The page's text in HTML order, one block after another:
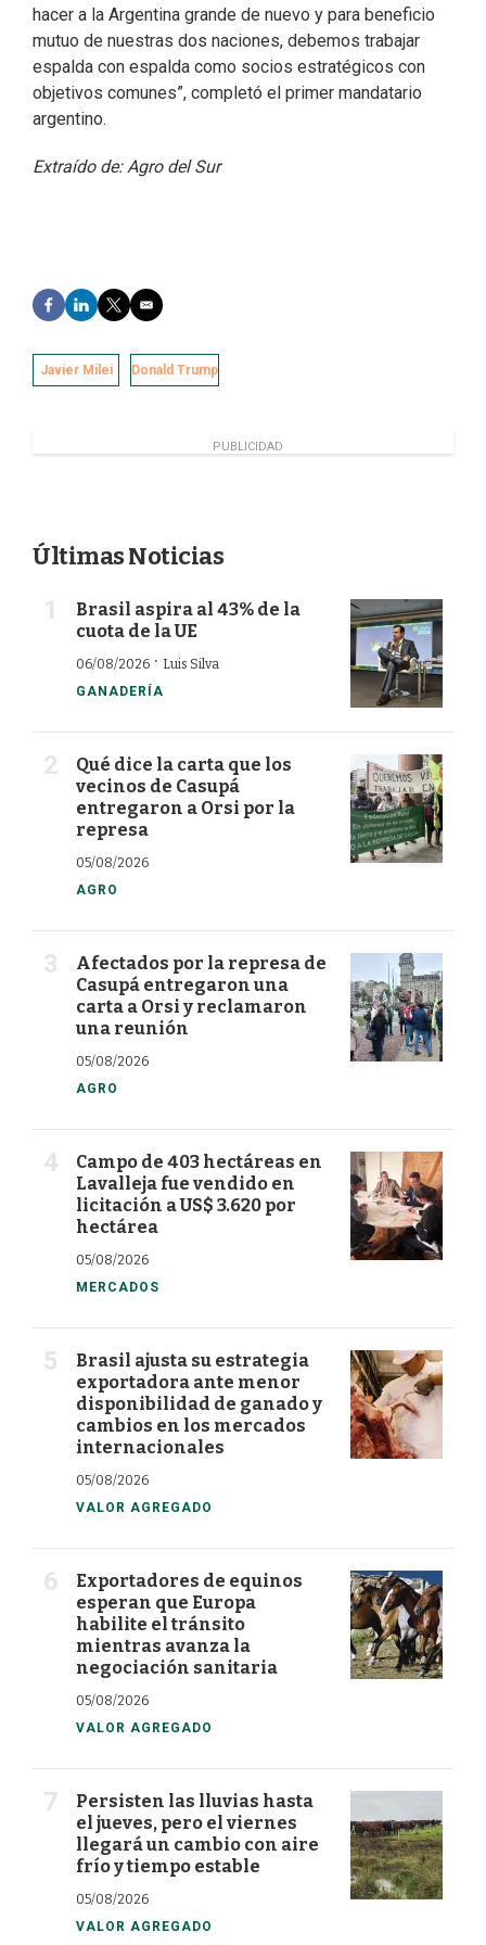
hacer a la Argentina grande de nuevo y para beneficio
mutuo de nuestras dos naciones, debemos trabajar
espalda con espalda como socios estratégicos con
objetivos comunes”, completó el primer mandatario
argentino.
Extraído de: Agro del Sur
F
a
e
b
k
L
i
k
e
n
T
w
t
t
E
m
i
l
Javier Milei Donald Trump
PUBLICIDAD
Últimas Noticias
Brasil aspira al 43% de la
cuota de la UE
06/08/2026 · Luis Silva
GANADERÍA
Qué dice la carta que los
vecinos de Casupá
entregaron a Orsi por la
represa
05/08/2026
AGRO
Afectados por la represa de
Casupá entregaron una
carta a Orsi y reclamaron
una reunión
05/08/2026
AGRO
Campo de 403 hectáreas en
Lavalleja fue vendido en
licitación a US$ 3.620 por
hectárea
05/08/2026
MERCADOS
Brasil ajusta su estrategia
exportadora ante menor
disponibilidad de ganado y
cambios en los mercados
internacionales
05/08/2026
VALOR AGREGADO
Exportadores de equinos
esperan que Europa
habilite el tránsito
mientras avanza la
negociación sanitaria
05/08/2026
VALOR AGREGADO
Persisten las lluvias hasta
el jueves, pero el viernes
llegará un cambio con aire
frío y tiempo estable
05/08/2026
VALOR AGREGADO